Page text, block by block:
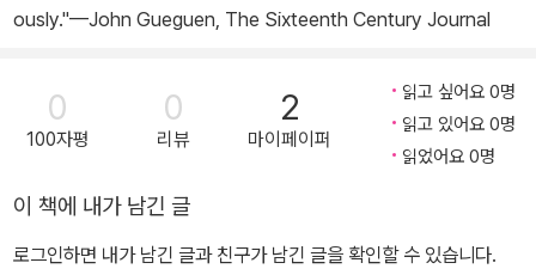
ously."—John Gueguen, The Sixteenth Century Journal
0
100자평
0
리뷰
2
마이페이퍼
읽고 싶어요 0명
읽고 있어요 0명
읽었어요 0명
이 책에 내가 남긴 글
로그인하면 내가 남긴 글과 친구가 남긴 글을 확인할 수 있습니다.